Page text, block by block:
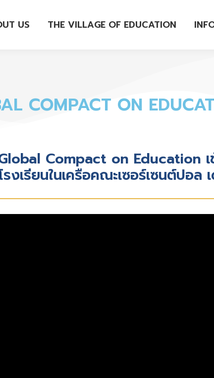
US THE VILLAGE OF EDUCATION
COMPACT ON
Compact on Education
งเรียนในเครือคณะเซอร์เซนต์ปอล